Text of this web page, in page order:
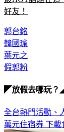
好友！
郭台銘
韓國瑜
葉元之
假郭粉
◤放假去哪玩？
全台熱門活動、
萬元住宿券 下載